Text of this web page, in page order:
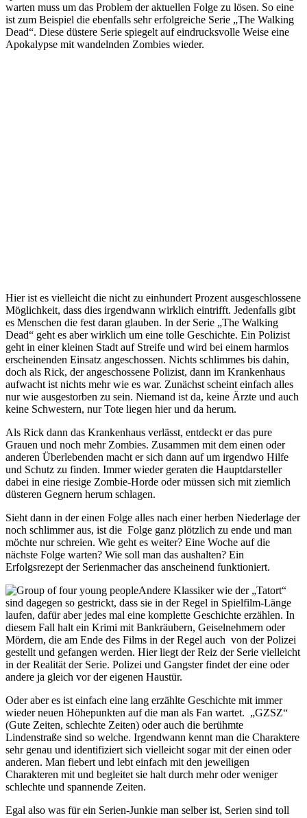
warten muss um das Problem der aktuellen Folge zu lösen. So eine
ist zum Beispiel die ebenfalls sehr erfolgreiche Serie „The Walking
Dead“. Diese düstere Serie spiegelt auf eindrucksvolle Weise eine
Apokalypse mit wandelnden Zombies wieder.
Hier ist es vielleicht die nicht zu einhundert Prozent ausgeschlossene
Möglichkeit, dass dies irgendwann wirklich eintrifft. Jedenfalls gibt
es Menschen die fest daran glauben. In der Serie „The Walking
Dead“ geht es aber wirklich um eine tolle Geschichte. Ein Polizist
geht in einer kleinen Stadt auf Streife und wird bei einem harmlos
erscheinenden Einsatz angeschossen. Nichts schlimmes bis dahin,
doch als Rick, der angeschossene Polizist, dann im Krankenhaus
aufwacht ist nichts mehr wie es war. Zunächst scheint einfach alles
nur wie ausgestorben zu sein. Niemand ist da, keine Ärzte und auch
keine Schwestern, nur Tote liegen hier und da herum.
Als Rick dann das Krankenhaus verlässt, entdeckt er das pure
Grauen und noch mehr Zombies. Zusammen mit dem einen oder
anderen Überlebenden macht er sich dann auf um irgendwo Hilfe
und Schutz zu finden. Immer wieder geraten die Hauptdarsteller
dabei in eine riesige Zombie-Horde oder müssen sich mit ziemlich
düsteren Gegnern herum schlagen.
Sieht dann in der einen Folge alles nach einer herben Niederlage der
noch schlimmer aus, ist die Folge ganz plötzlich zu ende und man
möchte nur schreien. Wie geht es weiter? Eine Woche auf die
nächste Folge warten? Wie soll man das aushalten? Ein
Erfolgsrezept der Serienmacher das anscheinend funktioniert.
Andere Klassiker wie der „Tatort“
sind dagegen so gestrickt, dass sie in der Regel in Spielfilm-Länge
laufen, dafür aber jedes mal eine komplette Geschichte erzählen. In
diesem Fall halt ein Krimi mit Bankräubern, Geiselnehmern oder
Mördern, die am Ende des Films in der Regel auch von der Polizei
gestellt und gefangen werden. Hier liegt der Reiz der Serie vielleicht
in der Realität der Serie. Polizei und Gangster findet der eine oder
andere ja gleich vor der eigenen Haustür.
Oder aber es ist einfach eine lang erzählte Geschichte mit immer
wieder neuen Höhepunkten auf die man als Fan wartet. „GZSZ“
(Gute Zeiten, schlechte Zeiten) oder auch die berühmte
Lindenstraße sind so welche. Irgendwann kennt man die Charaktere
sehr genau und identifiziert sich vielleicht sogar mit der einen oder
anderen. Man fiebert und lebt einfach mit den jeweiligen
Charakteren mit und begleitet sie halt durch mehr oder weniger
schlechte und spannende Zeiten.
Egal also was für ein Serien-Junkie man selber ist, Serien sind toll